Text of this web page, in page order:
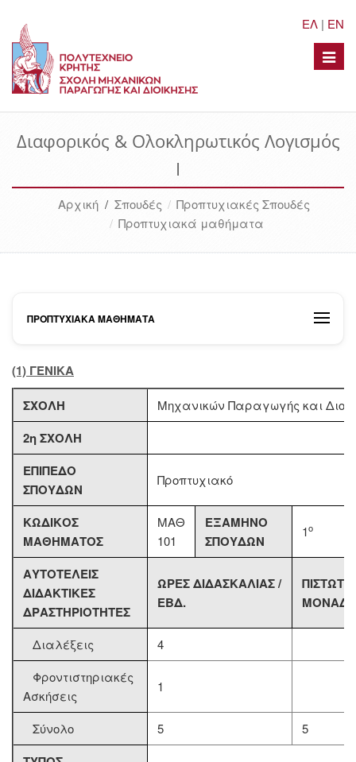
ΕΛ | EN
Toggle
Διαφορικός & Ολοκληρωτικός Λογισμός
Ι
Αρχική / Σπουδές
Προπτυχιακές Σπουδές
Προπτυχιακά μαθήματα
ΠΡΟΠΤΥΧΙΑΚΆ ΜΑΘΉΜΑΤΑ
(1) ΓΕΝΙΚΑ
ΣΧΟΛΗ
Μηχανικών Παραγωγής και
2η ΣΧΟΛΗ
ΕΠΙΠΕΔΟ
ΣΠΟΥΔΩΝ
Προπτυχιακό
ΚΩΔΙΚΟΣ
ΜΑΘΗΜΑΤΟΣ
ΜΑΘ
101
ΕΞΑΜΗΝΟ
ΣΠΟΥΔΩΝ
1ο
ΑΥΤΟΤΕΛΕΙΣ
ΔΙΔΑΚΤΙΚΕΣ
ΔΡΑΣΤΗΡΙΟΤΗΤΕΣ
ΩΡΕΣ ΔΙΔΑΣΚΑΛΙΑΣ /
ΕΒΔ.
Διαλέξεις
4
Φροντιστηριακές
Ασκήσεις
1
Σύνολο 5 5